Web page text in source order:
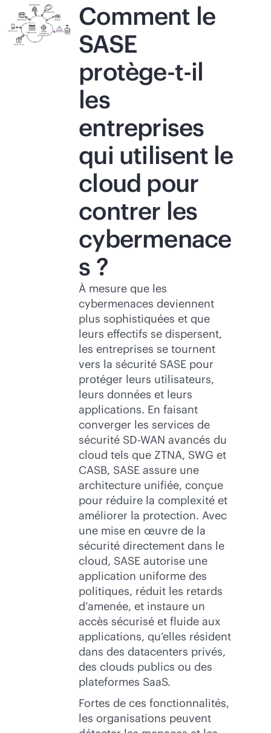
Comment le
SASE
protège-t-il
les
entreprises
qui utilisent le
cloud pour
contrer les
cybermenace
s ?
À mesure que les
cybermenaces deviennent
plus sophistiquées et que
leurs effectifs se dispersent,
les entreprises se tournent
vers la sécurité SASE pour
protéger leurs utilisateurs,
leurs données et leurs
applications. En faisant
converger les services de
sécurité SD-WAN avancés du
cloud tels que ZTNA, SWG et
CASB, SASE assure une
architecture unifiée, conçue
pour réduire la complexité et
améliorer la protection. Avec
une mise en œuvre de la
sécurité directement dans le
cloud, SASE autorise une
application uniforme des
politiques, réduit les retards
d’amenée, et instaure un
accès sécurisé et fluide aux
applications, qu’elles résident
dans des datacenters privés,
des clouds publics ou des
plateformes SaaS.
Fortes de ces fonctionnalités,
les organisations peuvent